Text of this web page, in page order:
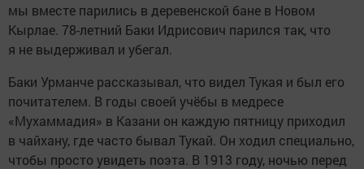
мы вместе парились в деревенской бане в Новом
Кырлае. 78-летний Баки Идрисович парился так, что
я не выдерживал и убегал.
Баки Урманче рассказывал, что видел Тукая и был его
почитателем. В годы своей учёбы в медресе
«Мухаммадия» в Казани он каждую пятницу приходил
в чайхану, где часто бывал Тукай. Он ходил специально,
чтобы просто увидеть поэта. В 1913 году, ночью перед